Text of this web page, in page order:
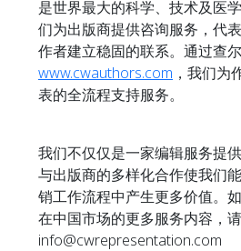
是世界最大的科学、技术及医
们为出版商提供咨询服务，代
作者建立稳固的联系。通过查
www.cwauthors.com ，我们为
表的全流程支持服务。
我们不仅仅是一家编辑服务提
与出版商的多样化合作使我们
销工作流程中产生更多价值。
在中国市场的更多服务内容，
info@cwrepresentation.com